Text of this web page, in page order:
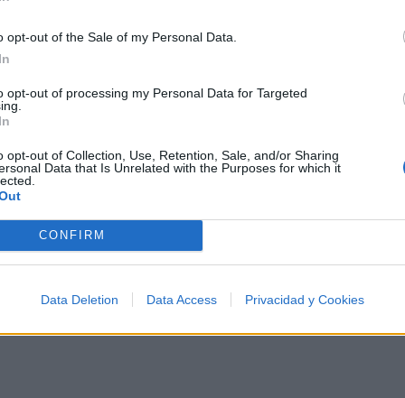
opt-out of the Sale of my Personal Data.
opt-out of processing my Personal Data for Targeted
opt-out of Collection, Use, Retention, Sale, and/or Sharing
Data that Is Unrelated with the Purposes for which it
CONFIRM
Data Deletion Data Access Privacidad y Cookies
canción que celebra la transformación personal, el
en nuestras vidas. Una oda a la belleza de ver las